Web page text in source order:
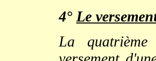
4° Le
La